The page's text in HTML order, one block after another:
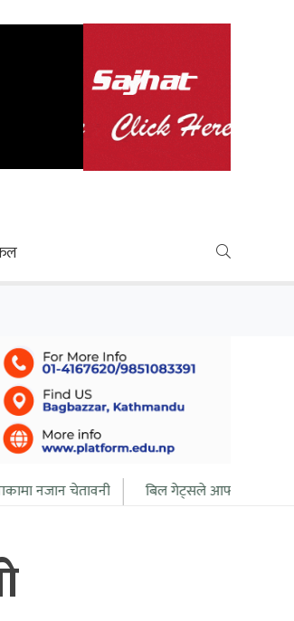
बिल गेट्सले आफ्नो सबै सम्पत्ति २० बर्ष भित्र